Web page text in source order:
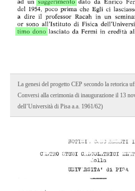
La genesi del progetto CEP secondo la retorica
Conversi alla cerimonia di inaugurazione il 13
dell’Università di Pisa a.a. 1961/62)